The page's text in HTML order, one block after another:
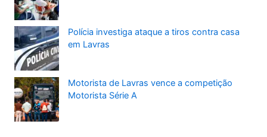
Polícia investiga ataque a tiros contra casa
em Lavras
Motorista de Lavras vence a competição
Motorista Série A